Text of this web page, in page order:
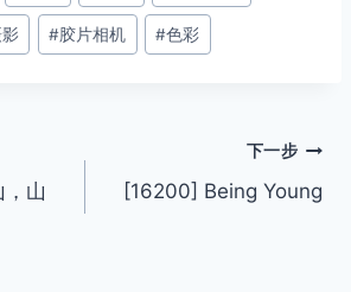
#胶片相机 #色彩
山
下一步
[16200] Being Young